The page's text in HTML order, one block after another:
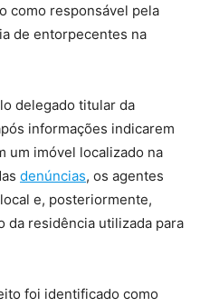
como responsável pela
de entorpecentes na
delegado titular da
informações indicarem
um imóvel localizado na
denúncias, os agentes
e, posteriormente,
da residência utilizada para
foi identificado como